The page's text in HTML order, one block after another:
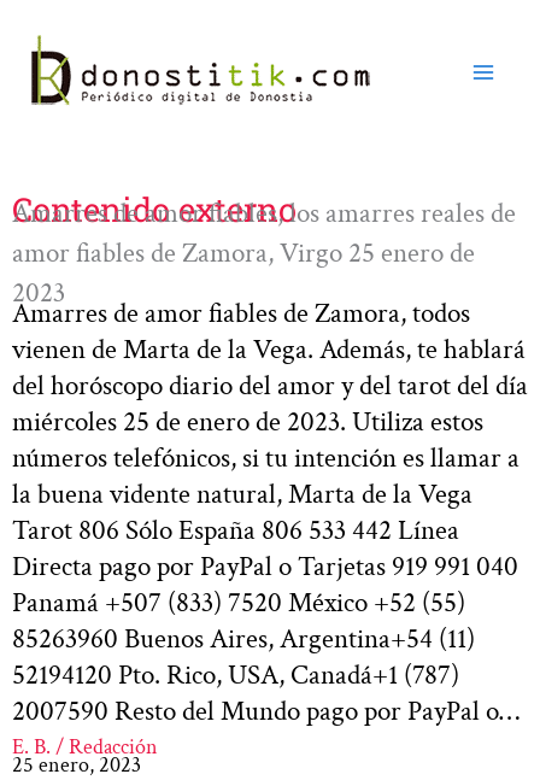
contenido
Contenido externo
Amarres de amor fiables, los amarres reales de
amor fiables de Zamora, Virgo 25 enero de
2023
Amarres de amor fiables de Zamora, todos
vienen de Marta de la Vega. Además, te hablará
del horóscopo diario del amor y del tarot del día
miércoles 25 de enero de 2023. Utiliza estos
números telefónicos, si tu intención es llamar a
la buena vidente natural, Marta de la Vega
Tarot 806 Sólo España 806 533 442 Línea
Directa pago por PayPal o Tarjetas 919 991 040
Panamá +507 (833) 7520 México +52 (55)
85263960 Buenos Aires, Argentina+54 (11)
52194120 Pto. Rico, USA, Canadá+1 (787)
2007590 Resto del Mundo pago por PayPal o…
E. B. / Redacción
25 enero, 2023